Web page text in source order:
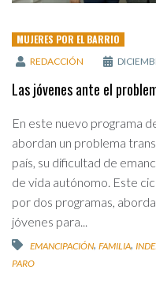
MUJERES POR EL BARRIO
REDACCIÓN
Las jóvenes ante el
En este nuevo programa
abordan un problema
país, su dificultad de
de vida autónomo. Este
por dos programas,
jóvenes para...
EMANCIPACIÓN, FAMILIA,
PARO